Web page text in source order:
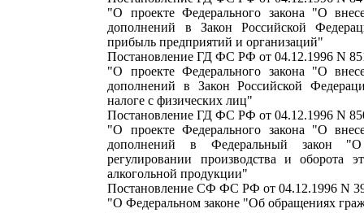
"О проекте Федерального закона "О
дополнений в Закон Российской
прибыль предприятий и организаций"
Постановление ГД ФС РФ от 04.12.1996 N
"О проекте Федерального закона "О
дополнений в Закон Российской
налоге с физических лиц"
Постановление ГД ФС РФ от 04.12.1996 N
"О проекте Федерального закона "О
дополнений в Федеральный закон "О
регулировании производства и оборота
алкогольной продукции"
Постановление СФ ФС РФ от 04.12.1996 N
"О Федеральном законе "Об обращениях